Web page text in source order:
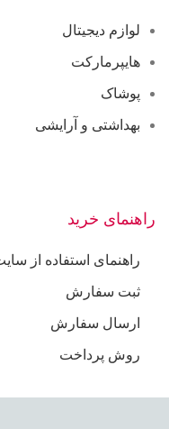
لوازم دیجیتال
هایپرمارکت
پوشاک
بهداشتی و آرایشی
راهنمای خرید
راهنمای استفاده از
ثبت سفارش
ارسال سفارش
روش پرداخت